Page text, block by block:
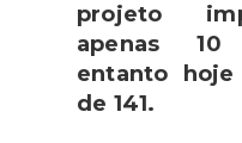
projeto
apenas
entanto
de 141.